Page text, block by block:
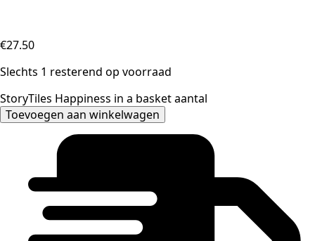
€27.50
Slechts 1 resterend op voorraad
StoryTiles Happiness in a basket aantal
Toevoegen aan winkelwagen